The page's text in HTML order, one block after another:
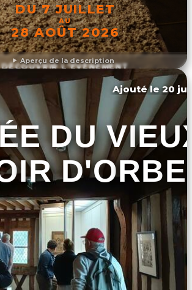
Aperçu de la description
DU 7 JUILLET
AU
28 AOÛT 2026
DÉCOUVRIR L'ÉVÉNEMENT
Ajouté le 20
DU